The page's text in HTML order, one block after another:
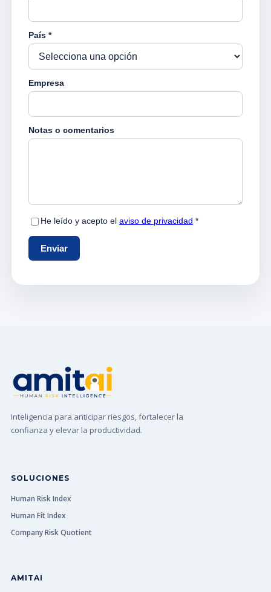
Inteligencia para anticipar riesgos, fortalecer la
confianza y elevar la productividad.
SOLUCIONES
Human Risk Index
Human Fit Index
Company Risk Quotient
AMITAI